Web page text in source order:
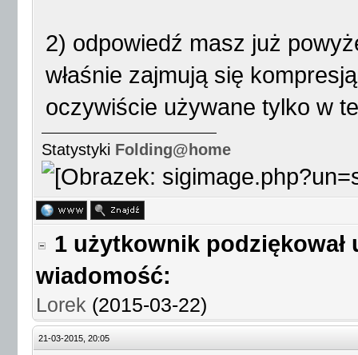
2) odpowiedź masz już
właśnie zajmują się
oczywiście używane tylko w
Statystyki Folding@home
1 użytkownik
wiadomość:
Lorek (2015-03-22)
21-03-2015, 20:05